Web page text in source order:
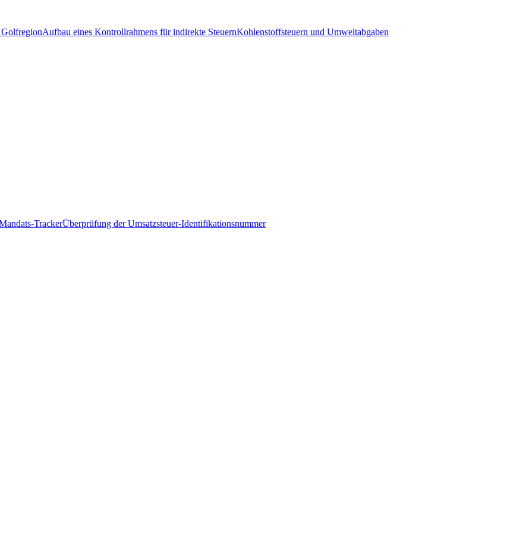
Aufbau eines Kontrollrahmens für indirekte SteuernKohlenstoffsteuern und Umweltabgaben
TrackerÜberprüfung der Umsatzsteuer-Identifikationsnummer